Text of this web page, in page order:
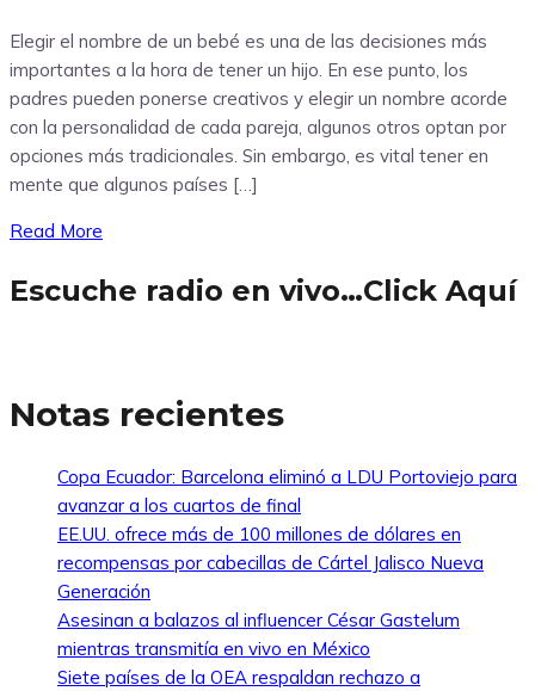
Elegir el nombre de un bebé es una de las decisiones más
importantes a la hora de tener un hijo. En ese punto, los
padres pueden ponerse creativos y elegir un nombre acorde
con la personalidad de cada pareja, algunos otros optan por
opciones más tradicionales. Sin embargo, es vital tener en
mente que algunos países […]
Read More
Escuche radio en vivo…Click Aquí
Notas recientes
Copa Ecuador: Barcelona eliminó a LDU Portoviejo para
avanzar a los cuartos de final
EE.UU. ofrece más de 100 millones de dólares en
recompensas por cabecillas de Cártel Jalisco Nueva
Generación
Asesinan a balazos al influencer César Gastelum
mientras transmitía en vivo en México
Siete países de la OEA respaldan rechazo a